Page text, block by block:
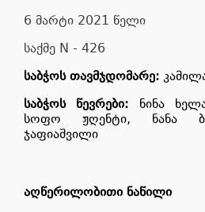
6 მარტი 2021 წელი
საქმე N - 426
საბჭოს თავმჯდომარე:
საბჭოს წევრები:
ნინა
სოფო ჟღენტი, ნანა
ჯაფიაშვილი
აღწერილობითი ნაწილი